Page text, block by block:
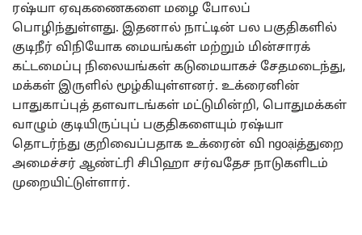
ரஷ்யா ஏவுகணைகளை மழை போலப்
பொழிந்துள்ளது. இதனால் நாட்டின் பல பகுதிகளில்
குடிநீர் விநியோக மையங்கள் மற்றும் மின்சாரக்
கட்டமைப்பு நிலையங்கள் கடுமையாகச் சேதமடைந்து,
மக்கள் இருளில் மூழ்கியுள்ளனர். உக்ரைனின்
பாதுகாப்புத் தளவாடங்கள் மட்டுமின்றி, பொதுமக்கள்
வாழும் குடியிருப்புப் பகுதிகளையும் ரஷ்யா
தொடர்ந்து குறிவைப்பதாக உக்ரைன் வி ngoạiத்துறை
அமைச்சர் ஆண்ட்ரி சிபிஹா சர்வதேச நாடுகளிடம்
முறையிட்டுள்ளார்.